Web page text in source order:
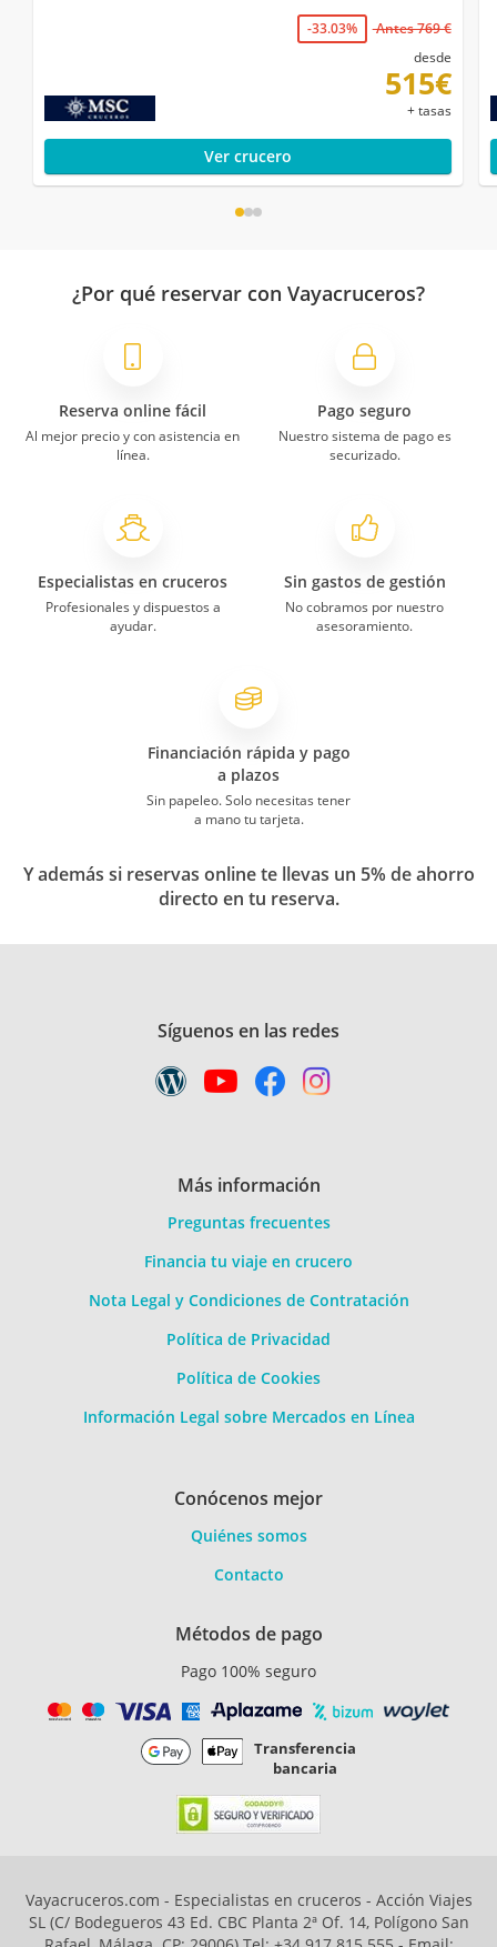
-33.03%
Antes 769 €
desde
515€
+ tasas
Ver crucero
¿Por qué reservar con Vayacruceros?
Reserva online fácil
Al mejor precio y con asistencia en
línea.
Pago seguro
Nuestro sistema de pago es
securizado.
Especialistas en cruceros
Profesionales y dispuestos a
ayudar.
Sin gastos de gestión
No cobramos por nuestro
asesoramiento.
Financiación rápida y pago
a plazos
Sin papeleo. Solo necesitas tener
a mano tu tarjeta.
Y además si reservas online te llevas un 5% de ahorro
directo en tu reserva.
Síguenos en las redes
Más información
Preguntas frecuentes
Financia tu viaje en crucero
Nota Legal y Condiciones de Contratación
Política de Privacidad
Política de Cookies
Información Legal sobre Mercados en Línea
Conócenos mejor
Quiénes somos
Contacto
Métodos de pago
Pago 100% seguro
Transferencia
bancaria
Vayacruceros.com - Especialistas en cruceros - Acción Viajes
SL (C/ Bodegueros 43 Ed. CBC Planta 2ª Of. 14, Polígono San